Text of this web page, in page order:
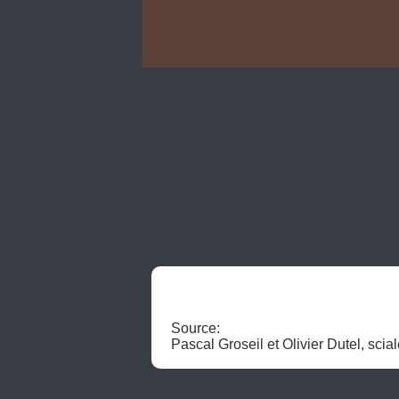
Source:
Pascal Groseil et Olivier Dutel,